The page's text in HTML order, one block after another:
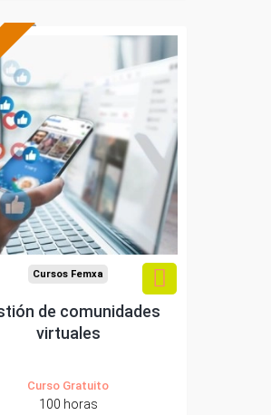
Formación 100%
subvencionada.
desempleados,
trabajadores y
autónomos.
Sector
-Comercio.
Cursos Femxa
de comunidades
virtuales
Curso Gratuito
100 horas